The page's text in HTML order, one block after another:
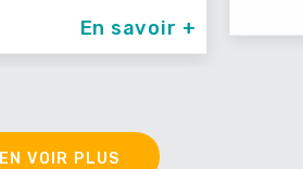
En savoir +
EN VOIR PLUS